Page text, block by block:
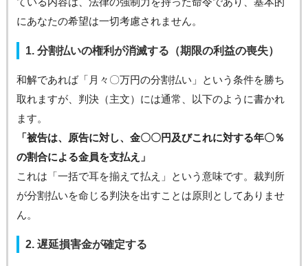
にあなたの希望は一切考慮されません。
1. 分割払いの権利が消滅する（期限の利益の喪失）
和解であれば「月々〇万円の分割払い」という条件を勝ち
取れますが、判決（主文）には通常、以下のように書かれ
ます。
「被告は、原告に対し、金〇〇円及びこれに対する年〇％
の割合による金員を支払え」
これは「一括で耳を揃えて払え」という意味です。裁判所
が分割払いを命じる判決を出すことは原則としてありませ
ん。
2. 遅延損害金が確定する